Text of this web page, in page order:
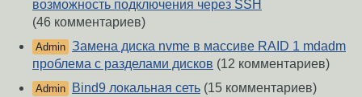
возможность подключения через SSH
(46 комментариев)
Admin Замена диска nvme в массиве RAID 1 mdadm
проблема с разделами дисков (12 комментариев)
Admin Bind9 локальная сеть (15 комментариев)